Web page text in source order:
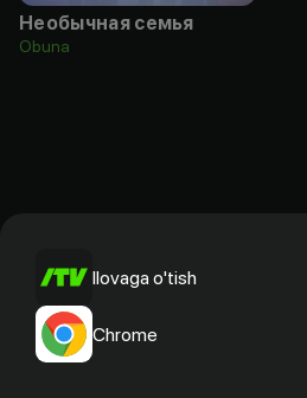
Необычная семья
Obuna
Ilovaga o'tish
Chrome